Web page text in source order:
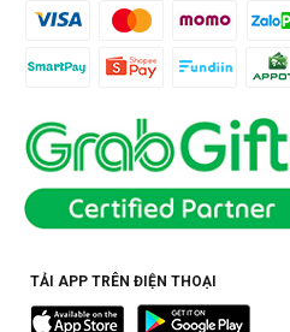
TẢI APP TRÊN ĐIỆN THOẠI